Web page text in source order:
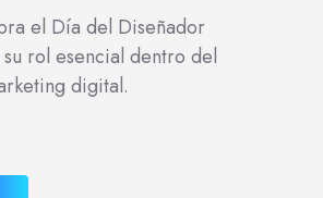
el Día del Diseñador
rol esencial dentro del
digital.